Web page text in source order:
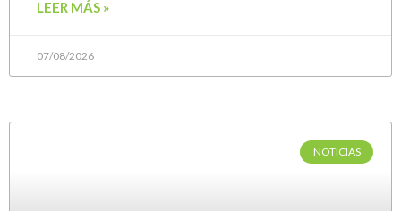
LEER MÁS »
07/08/2026
NOTICIAS